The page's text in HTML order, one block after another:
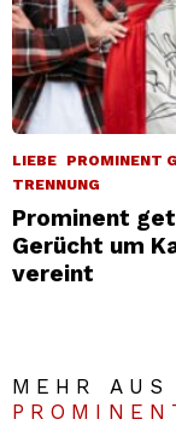
LIEBE PROMINENT
TRENNUNG
Prominent
Gerücht um
vereint
MEHR AUS